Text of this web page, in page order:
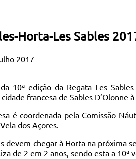
Horta-Les Sables
2017
10ª edição da Regata Les
francesa de Sables
é coordenada pela Comissão
dos Açores.
devem chegar à Horta na próxima
de 2 em 2 anos, sendo esta a 10ª